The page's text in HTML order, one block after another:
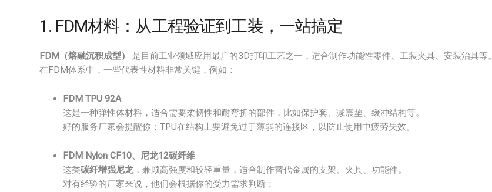
1. FDM材料：从工程验证到工装，一站搞定
FDM（熔融沉积成型）
是目前工业领域应用最广的3D打印工艺之一，适合制作功能性零件、工装夹具、安装治具等。
在FDM体系中，一些代表性材料非常关键，例如：
FDM TPU 92A
这是一种弹性体材料，适合需要柔韧性和耐弯折的部件，比如保护套、减震垫、缓冲结构等。
好的服务厂家会提醒你：TPU在结构上要避免过于薄弱的连接区，以防止使用中疲劳失效。
FDM Nylon CF10、尼龙12碳纤维
这类碳纤增强尼龙，兼顾高强度和较轻重量，适合制作替代金属的支架、夹具、功能件。
对有经验的厂家来说，他们会根据你的受力需求判断：